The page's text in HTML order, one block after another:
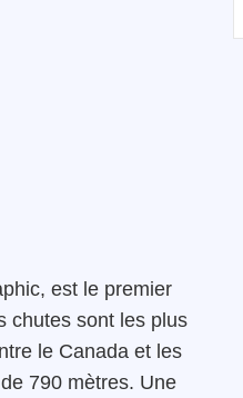
est le premier
chutes sont les plus
le Canada et les
790 mètres. Une